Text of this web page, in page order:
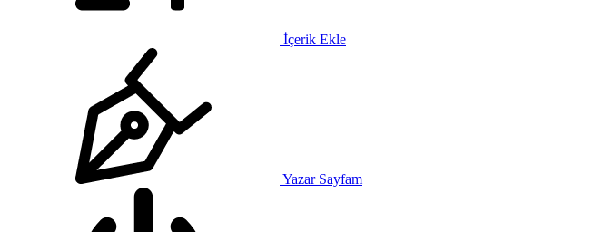
İçerik Ekle
Yazar Sayfam